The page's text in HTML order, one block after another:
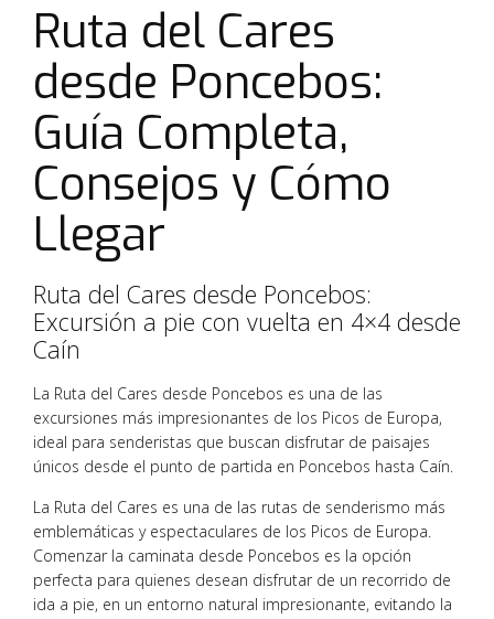
Ruta del Cares
desde Poncebos:
Guía Completa,
Consejos y Cómo
Llegar
Ruta del Cares desde Poncebos:
Excursión a pie con vuelta en 4×4 desde
Caín
La Ruta del Cares desde Poncebos es una de las
excursiones más impresionantes de los Picos de Europa,
ideal para senderistas que buscan disfrutar de paisajes
únicos desde el punto de partida en Poncebos hasta Caín.
La Ruta del Cares es una de las rutas de senderismo más
emblemáticas y espectaculares de los Picos de Europa.
Comenzar la caminata desde Poncebos es la opción
perfecta para quienes desean disfrutar de un recorrido de
ida a pie, en un entorno natural impresionante, evitando la